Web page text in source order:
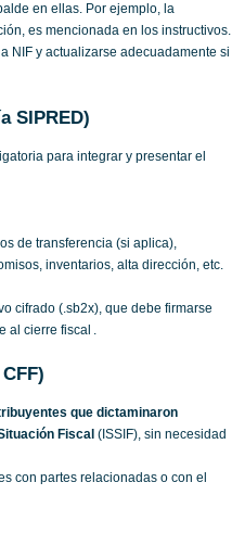
en ellas. Por ejemplo, la
es mencionada en los instructivos.
NIF y actualizarse adecuadamente si
SIPRED)
para integrar y presentar el
de transferencia (si aplica),
inventarios, alta dirección, etc.
cifrado (.sb2x), que debe firmarse
al cierre fiscal .
que dictaminaron
Fiscal (ISSIF), sin necesidad
con partes relacionadas o con el